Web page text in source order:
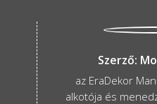
Szerző:
az EraDekor
alkotója és